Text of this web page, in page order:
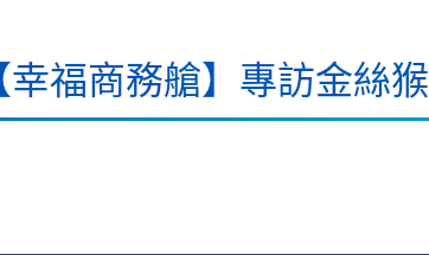
福商務艙】專訪金絲猴